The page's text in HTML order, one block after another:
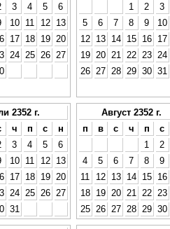
3 4 5
6
10 11 12
13
17 18 19
20
24 25 26
27
1
2 3
5
6 7 8 9 10
12
13 14 15 16 17
19
20 21 22 23 24
26
27 28 29 30 31
2352 г.
ч п с
н
3 4 5
6
10 11 12
13
17 18 19
20
24 25 26
27
31
Август 2352 г.
п
в с ч п с
1
2
4
5 6 7 8 9
11
12 13 14 15 16
18
19 20 21 22 23
25
26 27 28 29 30